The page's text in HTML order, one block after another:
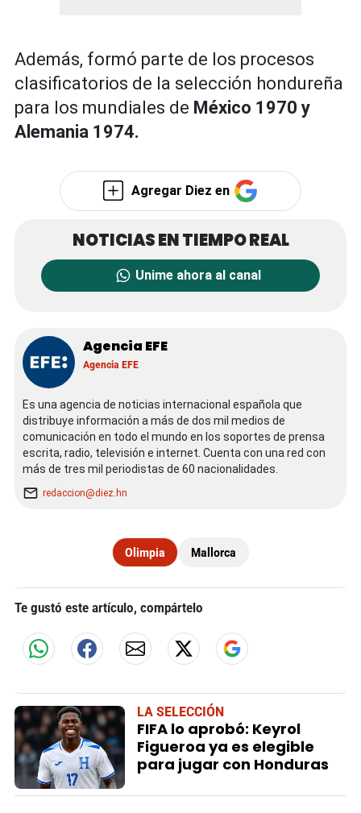
Además, formó parte de los procesos
clasificatorios de la selección hondureña
para los mundiales de México 1970 y
Alemania 1974.
Agregar Diez en
Unime ahora al canal
Agencia EFE
Agencia EFE
Es una agencia de noticias internacional española que
distribuye información a más de dos mil medios de
comunicación en todo el mundo en los soportes de prensa
escrita, radio, televisión e internet. Cuenta con una red con
más de tres mil periodistas de 60 nacionalidades.
redaccion@diez.hn
Olimpia Mallorca
Te gustó este artículo, compártelo
LA SELECCIÓN
FIFA lo aprobó: Keyrol
Figueroa ya es elegible
para jugar con Honduras